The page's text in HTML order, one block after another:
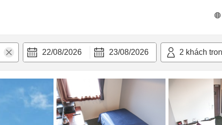
22/08/2026 23/08/2026 2 khách
bật Tiện nghi